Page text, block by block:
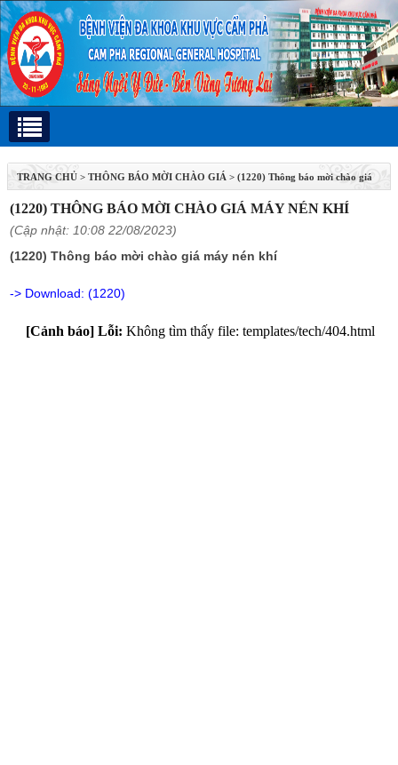
TRANG CHỦ > THÔNG BÁO MỜI CHÀO GIÁ > (1220) Thông báo mời chào giá
máy nén khí
(1220) THÔNG BÁO MỜI CHÀO GIÁ MÁY NÉN KHÍ
(Cập nhật: 10:08 22/08/2023)
(1220) Thông báo mời chào giá máy nén khí
-> Download: (1220)